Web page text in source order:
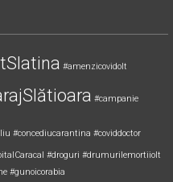
#amenzicovidolt
#campanie
#concediucarantina #coviddoctor
#droguri #drumurilemortiiolt
#gunoicorabia